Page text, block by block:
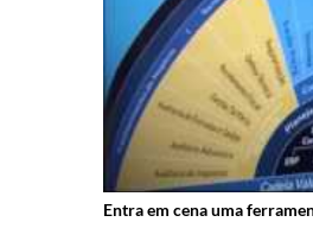
Entra em cena uma